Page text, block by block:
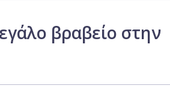
βραβείο στην